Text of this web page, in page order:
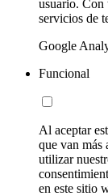
usuario. Con
servicios de
Google
Funcional
Al aceptar
que van más
utilizar
en este sitio